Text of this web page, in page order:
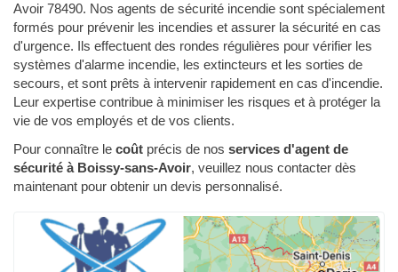
Avoir 78490. Nos agents de sécurité incendie sont spécialement
formés pour prévenir les incendies et assurer la sécurité en cas
d'urgence. Ils effectuent des rondes régulières pour vérifier les
systèmes d'alarme incendie, les extincteurs et les sorties de
secours, et sont prêts à intervenir rapidement en cas d'incendie.
Leur expertise contribue à minimiser les risques et à protéger la
vie de vos employés et de vos clients.
Pour connaître le coût précis de nos services d'agent de
sécurité à Boissy-sans-Avoir, veuillez nous contacter dès
maintenant pour obtenir un devis personnalisé.